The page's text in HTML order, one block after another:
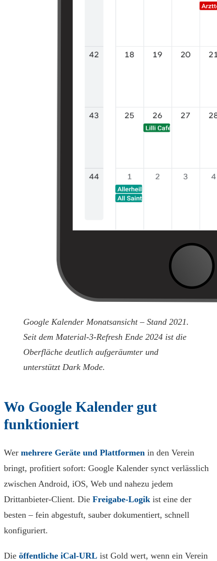
Google Kalender Monatsansicht – Stand 2021.
Seit dem Material-3-Refresh Ende 2024 ist die
Oberfläche deutlich aufgeräumter und
unterstützt Dark Mode.
Wo Google Kalender gut
funktioniert
Wer mehrere Geräte und Plattformen in den Verein
bringt, profitiert sofort: Google Kalender synct verlässlich
zwischen Android, iOS, Web und nahezu jedem
Drittanbieter-Client. Die Freigabe-Logik ist eine der
besten – fein abgestuft, sauber dokumentiert, schnell
konfiguriert.
Die öffentliche iCal-URL ist Gold wert, wenn ein Verein